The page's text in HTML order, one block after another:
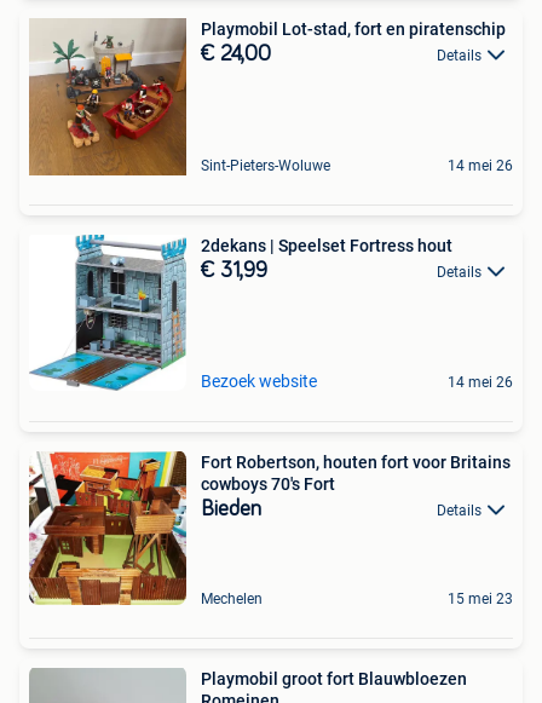
Playmobil Lot-stad, fort en piratenschip
€ 24,00 Details
Sint-Pieters-Woluwe 14 mei 26
2dekans | Speelset Fortress hout
€ 31,99 Details
Bezoek website 14 mei 26
Fort Robertson, houten fort voor Britains
cowboys 70's Fort
Bieden Details
Mechelen 15 mei 23
Playmobil groot fort Blauwbloezen